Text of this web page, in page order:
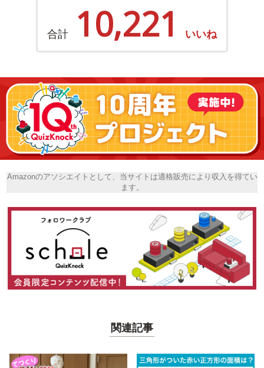
合計 10,221 いいね
Amazonのアソシエイトとして、当サイトは適格販売により収入を得てい
ます。
関連記事